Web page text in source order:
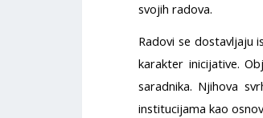
svojih radova.
Radovi se dostavljaju
karakter inicijative.
saradnika. Njihova
institucijama kao